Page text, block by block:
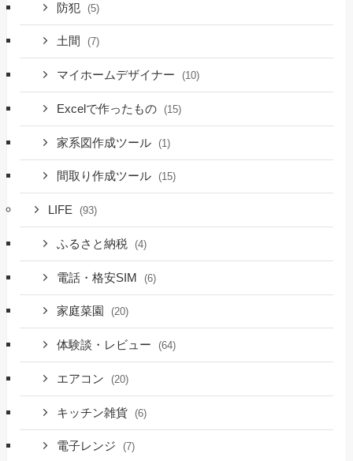
防犯 (5)
土間 (7)
マイホームデザイナー (10)
Excelで作ったもの (15)
家系図作成ツール (1)
間取り作成ツール (15)
LIFE (93)
ふるさと納税 (4)
電話・格安SIM (6)
家庭菜園 (20)
体験談・レビュー (64)
エアコン (20)
キッチン雑貨 (6)
電子レンジ (7)